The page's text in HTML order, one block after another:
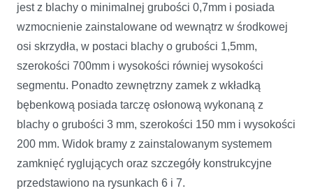
jest z blachy o minimalnej grubości 0,7mm i posiada
wzmocnienie zainstalowane od wewnątrz w środkowej
osi skrzydła, w postaci blachy o grubości 1,5mm,
szerokości 700mm i wysokości równiej wysokości
segmentu. Ponadto zewnętrzny zamek z wkładką
bębenkową posiada tarczę osłonową wykonaną z
blachy o grubości 3 mm, szerokości 150 mm i wysokości
200 mm. Widok bramy z zainstalowanym systemem
zamknięć ryglujących oraz szczegóły konstrukcyjne
przedstawiono na rysunkach 6 i 7.